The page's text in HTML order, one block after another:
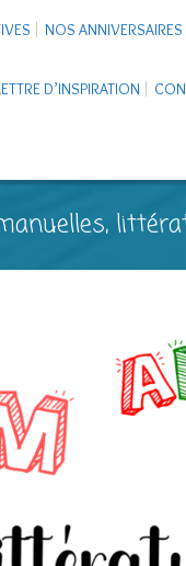
NOS
D’INSPIRATION